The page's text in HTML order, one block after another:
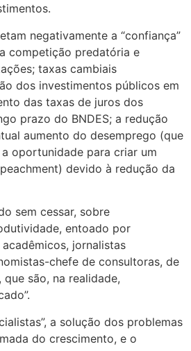
negativamente a “confiança”
competição predatória e
taxas cambiais
dos investimentos públicos em
das taxas de juros dos
prazo do BNDES; a redução
aumento do desemprego (que
oportunidade para criar um
devido à redução da
sem cessar, sobre
entoado por
jornalistas
chefe de consultoras, de
são, na realidade,
a solução dos problemas
do crescimento, e o